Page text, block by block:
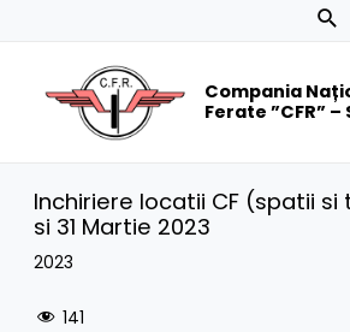
Compania
Ferate ”CFR” –
Inchiriere locatii CF (spatii
si 31 Martie 2023
2023
141